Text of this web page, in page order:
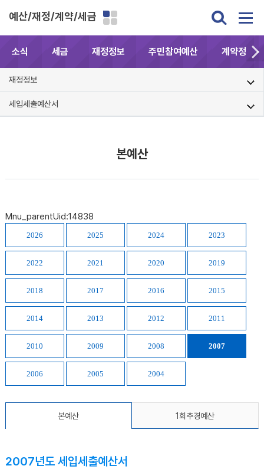
예산/재정/계약/세금
소식 세금 재정정보 주민참여예산 계약정보
재정정보
세입세출예산서
본예산
Mnu_parentUid:14838
2026 2025 2024 2023
2022 2021 2020 2019
2018 2017 2016 2015
2014 2013 2012 2011
2010 2009 2008 2007
2006 2005 2004
본예산 1회추경예산
2007년도 세입세출예산서